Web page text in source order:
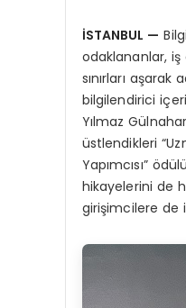
İSTANBUL —
odaklananlar,
sınırları
bilgilendirici
Yılmaz
üstlendikleri
Yapımcısı”
hikayelerini de
girişimcilere de